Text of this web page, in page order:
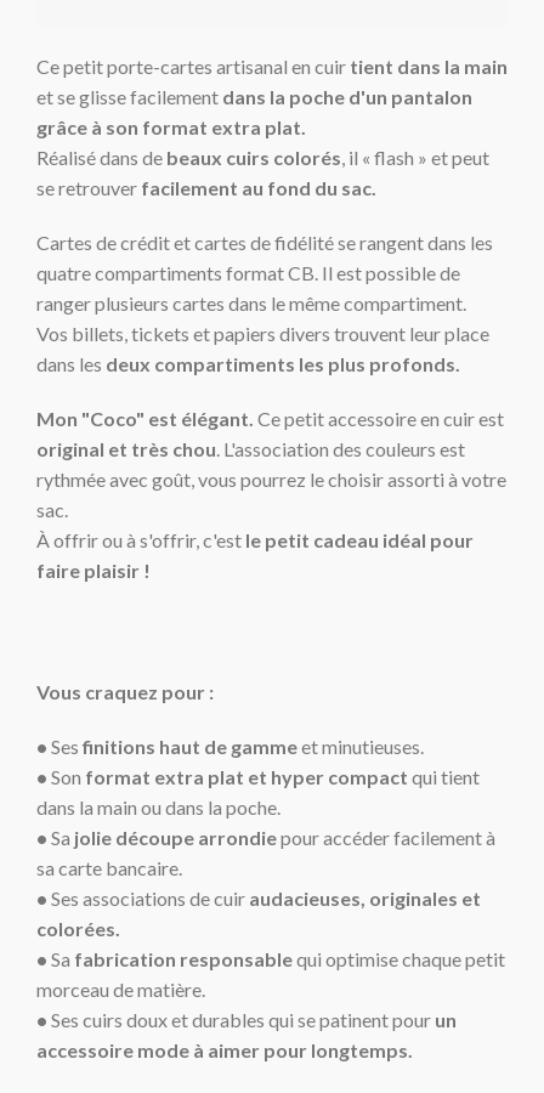
Ce petit porte-cartes artisanal en cuir tient dans la main
et se glisse facilement dans la poche d'un pantalon
grâce à son format extra plat.
Réalisé dans de beaux cuirs colorés, il « flash » et peut
se retrouver facilement au fond du sac.
Cartes de crédit et cartes de fidélité se rangent dans les
quatre compartiments format CB. Il est possible de
ranger plusieurs cartes dans le même compartiment.
Vos billets, tickets et papiers divers trouvent leur place
dans les deux compartiments les plus profonds.
Mon "Coco" est élégant.Ce petit accessoire en cuir est
original et très chou. L'association des couleurs est
rythmée avec goût, vous pourrez le choisir assorti à votre
sac.
À offrir ou à s'offrir, c'est le petit cadeau idéal pour
faire plaisir !
Vous craquez pour :
•Sesfinitions haut de gammeet minutieuses.
• Son format extra plat et hyper compact qui tient
dans la main ou dans la poche.
• Sa jolie découpe arrondiepour accéder facilement à
sa carte bancaire.
• Ses associations de cuir audacieuses, originales et
colorées.
• Sa fabrication responsablequi optimise chaque petit
morceau de matière.
• Ses cuirs doux et durables qui se patinent pour un
accessoire mode à aimer pour longtemps.